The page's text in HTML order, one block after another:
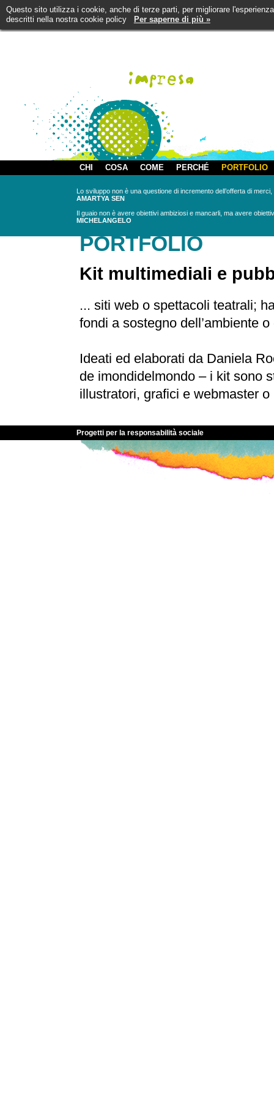
Questo sito utilizza i cookie, anche di terze parti, per migliorare
descritti nella nostra cookie policy
Per saperne di più »
CHI COSA COME PERCHÉ PORTFOLIO
Lo sviluppo non è una questione di incremento dell’offerta di
AMARTYA SEN
Il guaio non è avere obiettivi ambiziosi e mancarli, ma avere
MICHELANGELO
PORTFOLIO
Kit multimediali e
... siti web o spettacoli teatrali;
fondi a sostegno dell’ambiente
Ideati ed elaborati da Daniela
de imondidelmondo – i kit sono
illustratori, grafici e webmaster
Progetti per la responsabilità sociale